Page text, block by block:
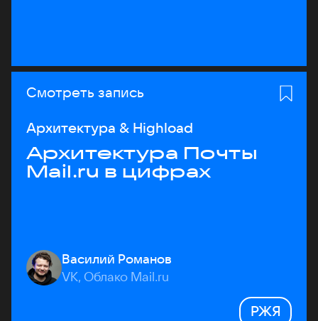
Смотреть запись
Архитектура & Highload
Архитектура Почты
Mail.ru в цифрах
Василий Романов
VK, Облако Mail.ru
РЖЯ